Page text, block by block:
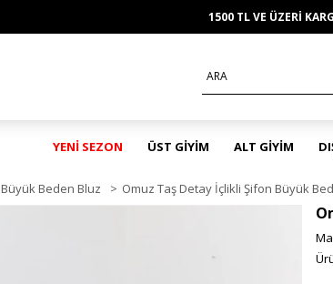
1500 TL VE ÜZERİ
YENİ SEZON ÜST GİYİM ALT GİYİM
Büyük Beden Bluz > Omuz Taş Detay İçlikli Şifon Büyük